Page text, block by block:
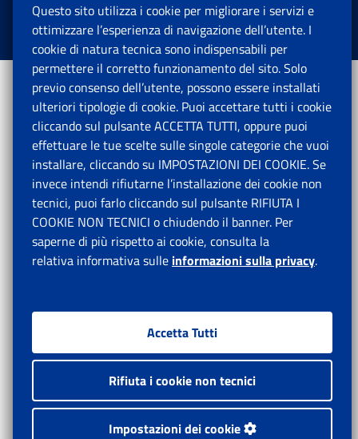
Istituto Nazionale Previdenza Sociale.
Tutti i diritti riservati.
Questo sito utilizza i cookie per migliorare i servizi e
ottimizzare l’esperienza di navigazione dell’utente. I
cookie di natura tecnica sono indispensabili per
permettere il corretto funzionamento del sito. Solo
previo consenso dell’utente, possono essere installati
ulteriori tipologie di cookie. Puoi accettare tutti i cookie
cliccando sul pulsante ACCETTA TUTTI, oppure puoi
effettuare le tue scelte sulle singole categorie che vuoi
installare, cliccando su IMPOSTAZIONI DEI COOKIE. Se
invece intendi rifiutarne l’installazione dei cookie non
tecnici, puoi farlo cliccando sul pulsante RIFIUTA I
COOKIE NON TECNICI o chiudendo il banner. Per
saperne di più rispetto ai cookie, consulta la
relativa informativa sulle informazioni sulla privacy.
Accetta Tutti
Rifiuta i cookie non tecnici
Impostazioni dei cookie